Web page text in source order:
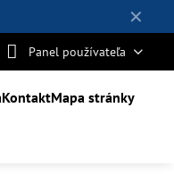
✕
Panel používateľa
KontaktMapa stránky